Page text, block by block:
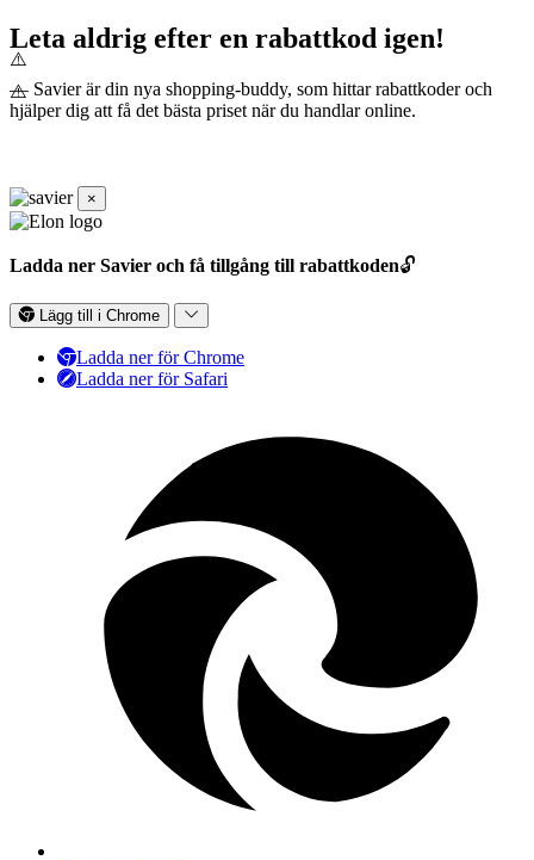
Leta aldrig efter en rabattkod igen!
— Savier är din nya shopping-buddy, som hittar rabattkoder och
hjälper dig att få det bästa priset när du handlar online.
×
Ladda ner Savier och få tillgång till rabattkoden🔓
Lägg till i Chrome
Ladda ner för Chrome
Ladda ner för Safari